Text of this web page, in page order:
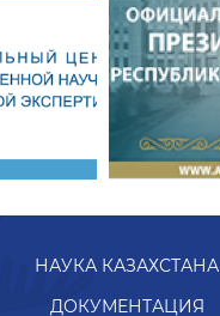
НАУКА КАЗАХСТАНА
ДОКУМЕНТАЦИЯ